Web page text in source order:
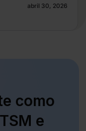
abril 30, 2026
como
e